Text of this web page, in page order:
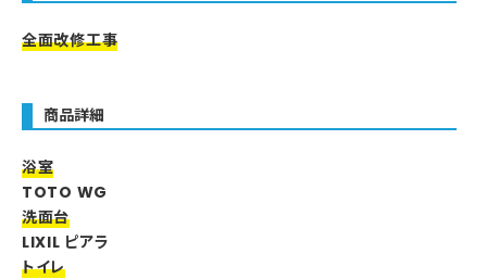
全面改修工事
商品詳細
浴室
TOTO WG
洗面台
LIXIL ピアラ
トイレ